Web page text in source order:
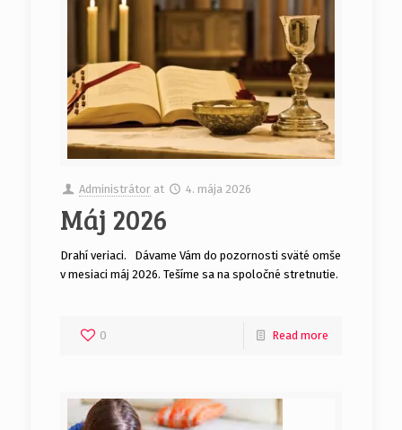
Administrátor at 4. mája 2026
Máj 2026
Drahí veriaci. Dávame Vám do pozornosti sväté omše
v mesiaci máj 2026. Tešíme sa na spoločné stretnutie.
0 Read more